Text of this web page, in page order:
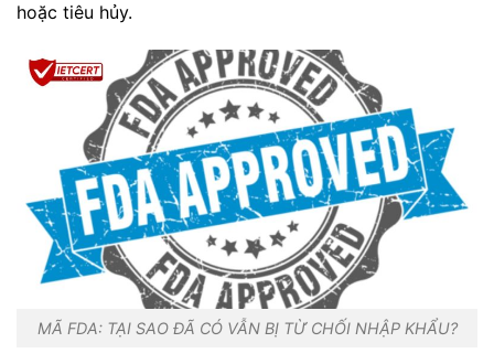
hoặc tiêu hủy.
MÃ FDA: TẠI SAO ĐÃ CÓ VẪN BỊ TỪ CHỐI NHẬP KHẨU?